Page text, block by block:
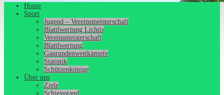
Home
Sport
Jugend – Vereinsmeisterschaft
Blattlwertung Lichtis
Vereinsmeisterschaft
Blattlwertung
Gaurundenwettkämpfe
Statistik
Schützenkönige
Über uns
Ziele
Schiessstand